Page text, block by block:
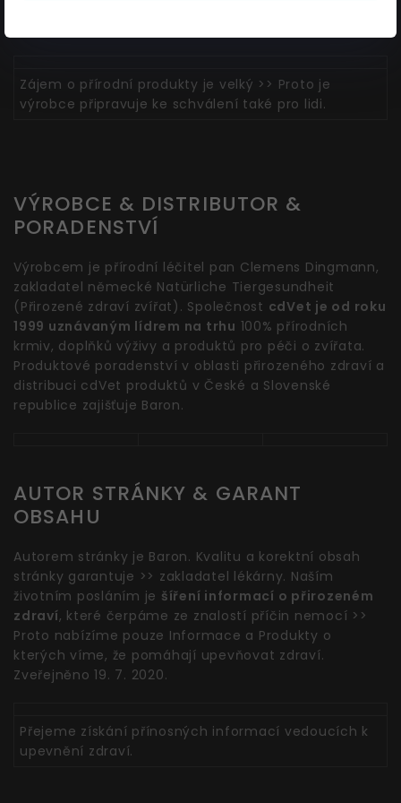
Zájem o přírodní produkty je velký >> Proto je
výrobce připravuje ke schválení také pro lidi.
VÝROBCE & DISTRIBUTOR &
PORADENSTVÍ
Výrobcem je přírodní léčitel pan Clemens Dingmann,
zakladatel německé Natürliche Tiergesundheit
(Přirozené zdraví zvířat). Společnost cdVet je od roku
1999 uznávaným lídrem na trhu 100% přírodních
krmiv, doplňků výživy a produktů pro péči o zvířata.
Produktové poradenství v oblasti přirozeného zdraví a
distribuci cdVet produktů v České a Slovenské
republice zajišťuje Baron.
AUTOR STRÁNKY & GARANT
OBSAHU
Autorem stránky je Baron. Kvalitu a korektní obsah
stránky garantuje >> zakladatel lékárny. Naším
životním posláním je šíření informací o přirozeném
zdraví, které čerpáme ze znalostí příčin nemocí >>
Proto nabízíme pouze Informace a Produkty o
kterých víme, že pomáhají upevňovat zdraví.
Zveřejněno 19. 7. 2020.
Přejeme získání přínosných informací vedoucích k
upevnění zdraví.